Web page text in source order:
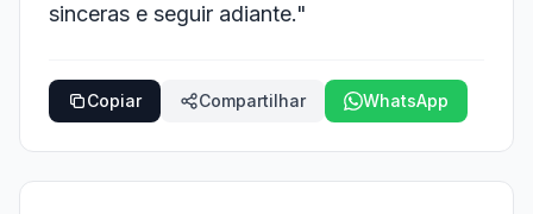
sinceras e seguir adiante."
Copiar Compartilhar WhatsApp